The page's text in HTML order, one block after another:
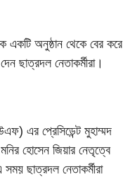
একটি অনুষ্ঠান থেকে বের করে
ছাত্রদল নেতাকর্মীরা।
এর প্রেসিডেন্ট মুহাম্মদ
হোসেন জিয়ার নেতৃত্বে
ছাত্রদল নেতাকর্মীরা